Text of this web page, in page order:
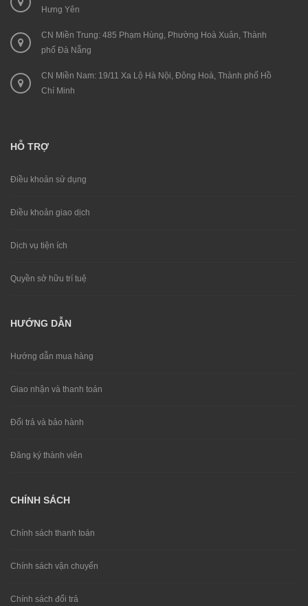
Hưng Yên
CN Miền Trung: 485 Phạm Hùng, Phường Hoà Xuân, Thành
phố Đà Nẵng
CN Miền Nam: 19/11 Xa Lộ Hà Nội, Đông Hoà, Thành phố Hồ
Chí Minh
HỖ TRỢ
Điều khoản sử dụng
Điều khoản giao dịch
Dịch vụ tiện ích
Quyền sở hữu trí tuệ
HƯỚNG DẪN
Hướng dẫn mua hàng
Giao nhận và thanh toán
Đổi trả và bảo hành
Đăng ký thành viên
CHÍNH SÁCH
Chính sách thanh toán
Chính sách vận chuyển
Chính sách đổi trả